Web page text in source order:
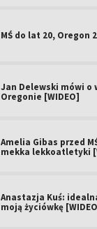
MŚ do lat 20, Oregon
Jan Delewski mówi o
Oregonie [WIDEO]
Amelia Gibas przed
mekka lekkoatletyki
Anastazja Kuś:
moją życiówkę